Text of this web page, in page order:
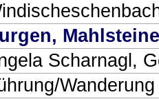
Scharnagl,
Wanderung